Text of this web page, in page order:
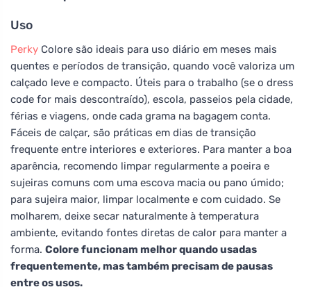
Uso
Perky Colore são ideais para uso diário em meses mais
quentes e períodos de transição, quando você valoriza um
calçado leve e compacto. Úteis para o trabalho (se o dress
code for mais descontraído), escola, passeios pela cidade,
férias e viagens, onde cada grama na bagagem conta.
Fáceis de calçar, são práticas em dias de transição
frequente entre interiores e exteriores. Para manter a boa
aparência, recomendo limpar regularmente a poeira e
sujeiras comuns com uma escova macia ou pano úmido;
para sujeira maior, limpar localmente e com cuidado. Se
molharem, deixe secar naturalmente à temperatura
ambiente, evitando fontes diretas de calor para manter a
forma. Colore funcionam melhor quando usadas
frequentemente, mas também precisam de pausas
entre os usos.